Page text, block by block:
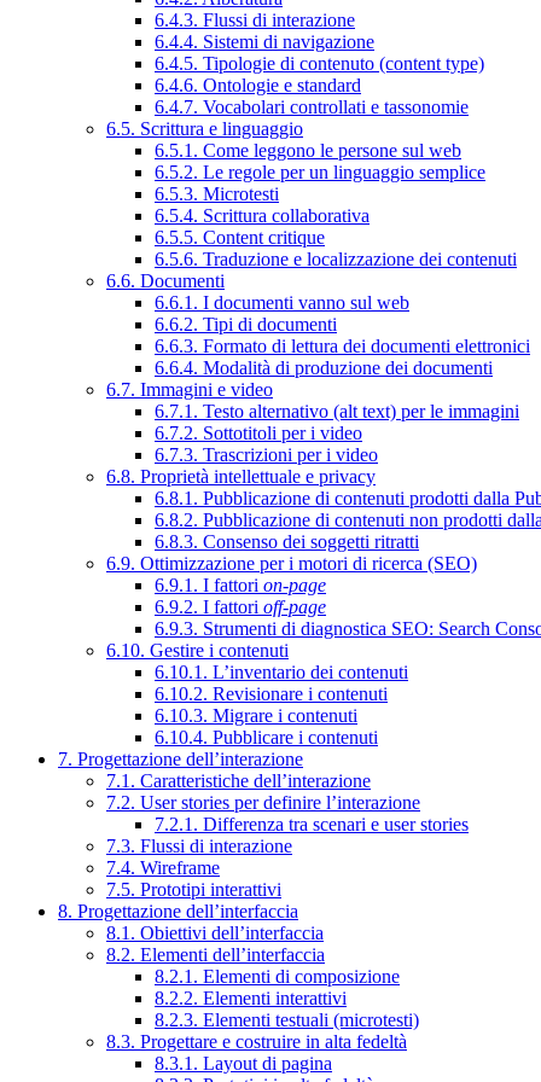
6.4.3. Flussi di interazione
6.4.4. Sistemi di navigazione
6.4.5. Tipologie di contenuto (content type)
6.4.6. Ontologie e standard
6.4.7. Vocabolari controllati e tassonomie
6.5. Scrittura e linguaggio
6.5.1. Come leggono le persone sul web
6.5.2. Le regole per un linguaggio semplice
6.5.3. Microtesti
6.5.4. Scrittura collaborativa
6.5.5. Content critique
6.5.6. Traduzione e localizzazione dei contenuti
6.6. Documenti
6.6.1. I documenti vanno sul web
6.6.2. Tipi di documenti
6.6.3. Formato di lettura dei documenti elettronici
6.6.4. Modalità di produzione dei documenti
6.7. Immagini e video
6.7.1. Testo alternativo (alt text) per le immagini
6.7.2. Sottotitoli per i video
6.7.3. Trascrizioni per i video
6.8. Proprietà intellettuale e privacy
6.8.1. Pubblicazione di contenuti prodotti dalla
6.8.2. Pubblicazione di contenuti non prodotti
6.8.3. Consenso dei soggetti ritratti
6.9. Ottimizzazione per i motori di ricerca (SEO)
6.9.1. I fattori on-page
6.9.2. I fattori off-page
6.9.3. Strumenti di diagnostica SEO: Search
6.10. Gestire i contenuti
6.10.1. L’inventario dei contenuti
6.10.2. Revisionare i contenuti
6.10.3. Migrare i contenuti
6.10.4. Pubblicare i contenuti
7. Progettazione dell’interazione
7.1. Caratteristiche dell’interazione
7.2. User stories per definire l’interazione
7.2.1. Differenza tra scenari e user stories
7.3. Flussi di interazione
7.4. Wireframe
7.5. Prototipi interattivi
8. Progettazione dell’interfaccia
8.1. Obiettivi dell’interfaccia
8.2. Elementi dell’interfaccia
8.2.1. Elementi di composizione
8.2.2. Elementi interattivi
8.2.3. Elementi testuali (microtesti)
8.3. Progettare e costruire in alta fedeltà
8.3.1. Layout di pagina